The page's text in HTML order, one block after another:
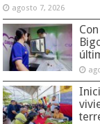
agosto 7, 2026